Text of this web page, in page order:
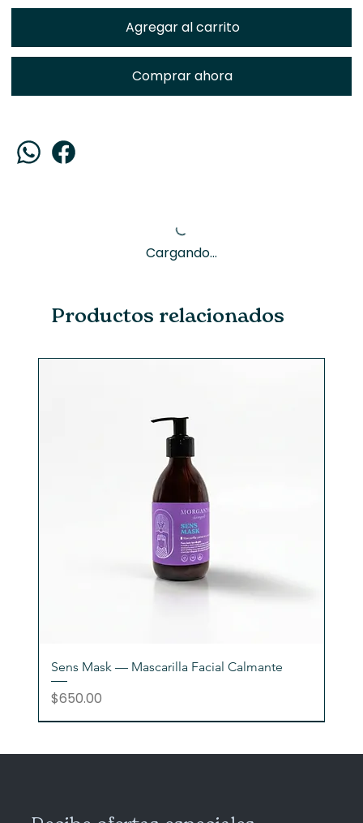
Agregar al carrito
Comprar ahora
Cargando...
Productos relacionados
Sens Mask — Mascarilla Facial Calmante
Precio
$650.00